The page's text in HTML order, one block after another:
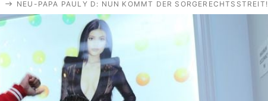
Royals
Stars
Filme & Serien
Lifestyle
NEU-PAPA PAULY D: NUN KOMMT DER SORGERECHTSSTREIT!